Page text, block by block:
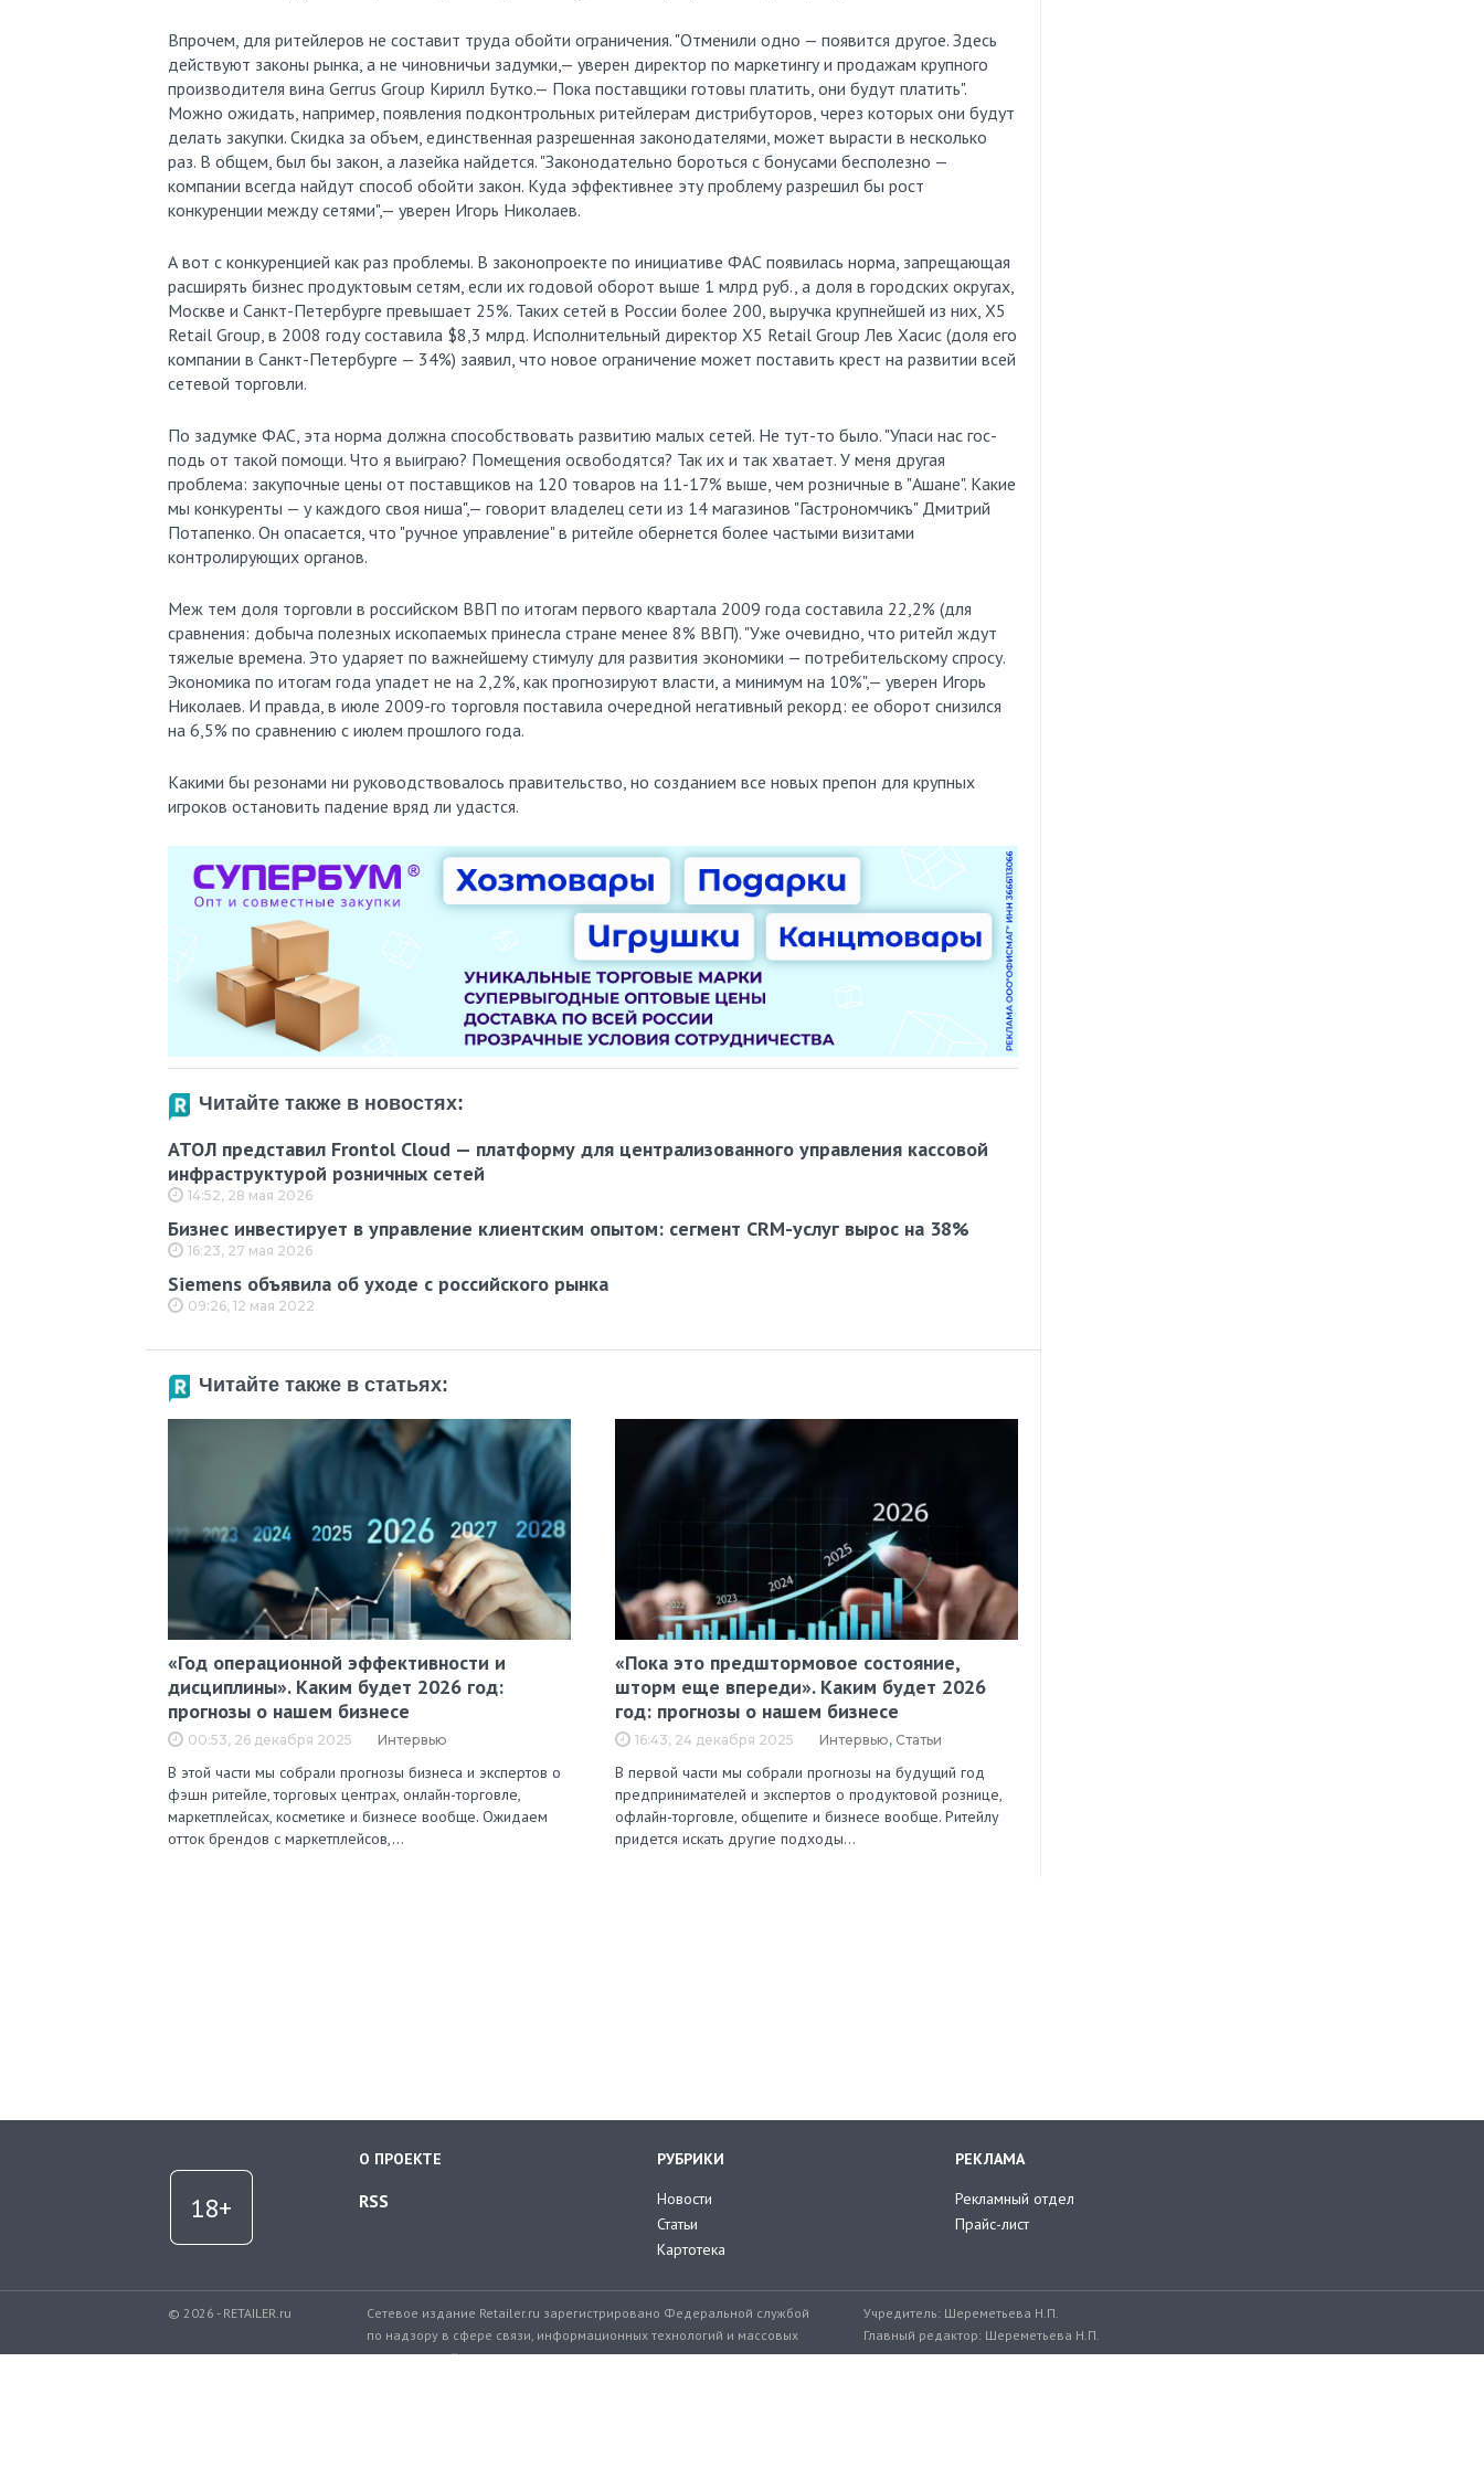
Впрочем, для ритейлеров не составит труда обойти ограничения. "Отменили одно — появится другое. Здесь
действуют законы рынка, а не чиновничьи задумки,— уверен директор по маркетингу и продажам крупного
производителя вина Gerrus Group Кирилл Бутко.— Пока поставщики готовы платить, они будут платить".
Можно ожидать, например, появления подконтрольных ритейлерам дистрибуторов, через которых они будут
делать закупки. Скидка за объем, единственная разрешенная законодателями, может вырасти в несколько
раз. В общем, был бы закон, а лазейка найдется. "Законодательно бороться с бонусами бесполезно —
компании всегда найдут способ обойти закон. Куда эффективнее эту проблему разрешил бы рост
конкуренции между сетями",— уверен Игорь Николаев.
А вот с конкуренцией как раз проблемы. В законопроекте по инициативе ФАС появилась норма, запрещающая
расширять бизнес продуктовым сетям, если их годовой оборот выше 1 млрд руб., а доля в городских округах,
Москве и Санкт-Петербурге превышает 25%. Таких сетей в России более 200, выручка крупнейшей из них, X5
Retail Group, в 2008 году составила $8,3 млрд. Исполнительный директор X5 Retail Group Лев Хасис (доля его
компании в Санкт-Петербурге — 34%) заявил, что новое ограничение может поставить крест на развитии всей
сетевой торговли.
По задумке ФАС, эта норма должна способствовать развитию малых сетей. Не тут-то было. "Упаси нас гос-
подь от такой помощи. Что я выиграю? Помещения освободятся? Так их и так хватает. У меня другая
проблема: закупочные цены от поставщиков на 120 товаров на 11-17% выше, чем розничные в "Ашане". Какие
мы конкуренты — у каждого своя ниша",— говорит владелец сети из 14 магазинов "Гастрономчикъ" Дмитрий
Потапенко. Он опасается, что "ручное управление" в ритейле обернется более частыми визитами
контролирующих органов.
Меж тем доля торговли в российском ВВП по итогам первого квартала 2009 года составила 22,2% (для
сравнения: добыча полезных ископаемых принесла стране менее 8% ВВП). "Уже очевидно, что ритейл ждут
тяжелые времена. Это ударяет по важнейшему стимулу для развития экономики — потребительскому спросу.
Экономика по итогам года упадет не на 2,2%, как прогнозируют власти, а минимум на 10%",— уверен Игорь
Николаев. И правда, в июле 2009-го торговля поставила очередной негативный рекорд: ее оборот снизился
на 6,5% по сравнению с июлем прошлого года.
Какими бы резонами ни руководствовалось правительство, но созданием все новых препон для крупных
игроков остановить падение вряд ли удастся.
Читайте также в новостях:
АТОЛ представил Frontol Cloud — платформу для централизованного управления кассовой
инфраструктурой розничных сетей
14:52, 28 мая 2026
Бизнес инвестирует в управление клиентским опытом: сегмент CRM-услуг вырос на 38%
16:23, 27 мая 2026
Siemens объявила об уходе с российского рынка
09:26, 12 мая 2022
Читайте также в статьях:
«Год операционной эффективности и
дисциплины». Каким будет 2026 год:
прогнозы о нашем бизнесе
00:53, 26 декабря 2025 Интервью
В этой части мы собрали прогнозы бизнеса и экспертов о
фэшн ритейле, торговых центрах, онлайн-торговле,
маркетплейсах, косметике и бизнесе вообще. Ожидаем
отток брендов с маркетплейсов,…
«Пока это предштормовое состояние,
шторм еще впереди». Каким будет 2026
год: прогнозы о нашем бизнесе
16:43, 24 декабря 2025 Интервью, Статьи
В первой части мы собрали прогнозы на будущий год
предпринимателей и экспертов о продуктовой рознице,
офлайн-торговле, общепите и бизнесе вообще. Ритейлу
придется искать другие подходы…
О ПРОЕКТЕ
RSS
РУБРИКИ
Новости
Статьи
Картотека
РЕКЛАМА
Рекламный отдел
Прайс-лист
© 2026 - RETAILER.ru
Сетевое издание Retailer.ru зарегистрировано Федеральной службой
по надзору в сфере связи, информационных технологий и массовых
коммуникаций.
Учредитель: Шереметьева Н.П.
Главный редактор: Шереметьева Н.П.